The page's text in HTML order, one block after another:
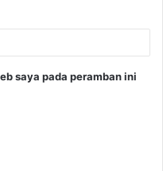
saya pada peramban ini